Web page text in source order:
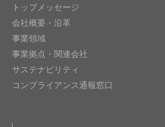
トップメッセージ
会社概要・沿革
事業領域
事業拠点・関連会社
サステナビリティ
コンプライアンス通報窓口